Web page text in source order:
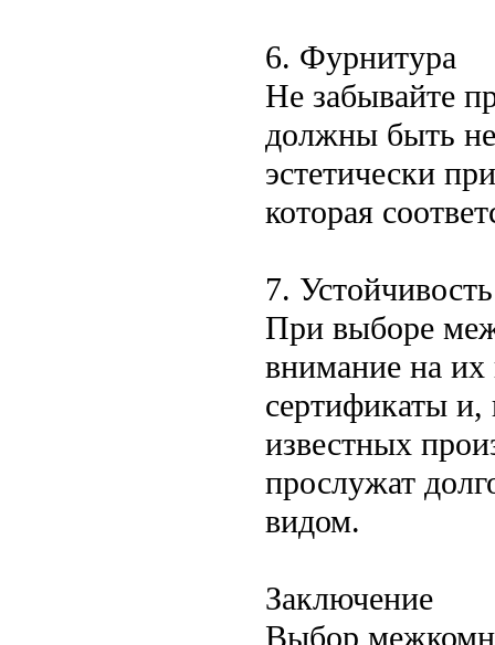
6. Фурнитура
Не забывайте
должны быть
эстетически
которая
7.
При выборе
внимание на их
сертификаты и,
известных
прослужат
видом.
Заключение
Выбор